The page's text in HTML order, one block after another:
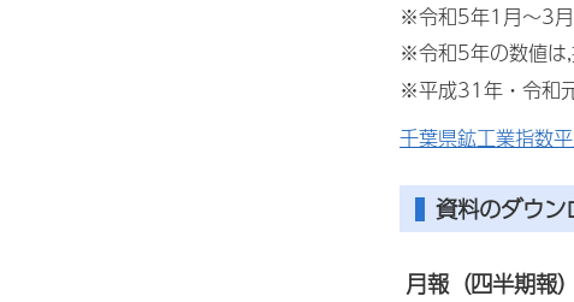
※令和5年1月～3月
※令和5年の数値は,
※平成31年・令和
千葉県鉱工業指数
資料のダウン
月報（四半期報）